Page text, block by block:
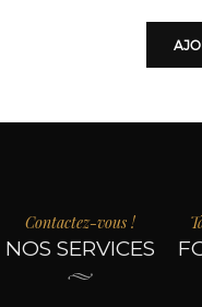
Contactez-vous !
NOS SERVICES